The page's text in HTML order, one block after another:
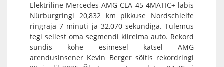
Elektriline Mercedes-AMG CLA 45 4MATIC+ läbis
Nürburgringi 20,832 km pikkuse Nordschleife
ringraja 7 minuti ja 32,070 sekundiga. Tulemus
tegi sellest oma segmendi kiireima auto. Rekord
sündis kohe esimesel katsel AMG
arendusinsener Kevin Berger sõitis rekordringi